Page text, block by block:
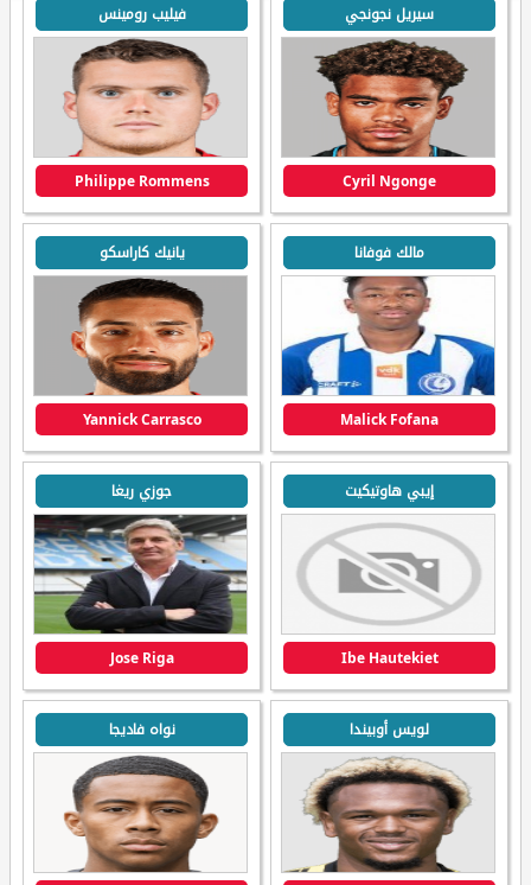
سيريل نجونجي
Cyril Ngonge
فيليب رومينس
Philippe Rommens
مالك فوفانا
Malick Fofana
يانيك كاراسكو
Yannick Carrasco
إيبي هاوتيكيت
Ibe Hautekiet
جوزي ريغا
Jose Riga
لويس أوبيندا نواه فاديجا